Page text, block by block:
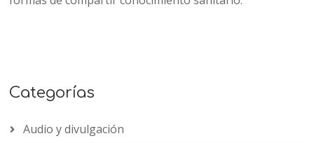
Categorías
Audio y divulgación